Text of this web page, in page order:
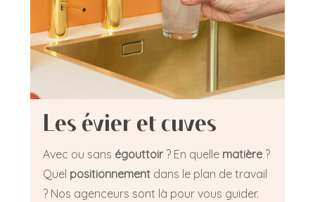
Les évier et cuves
Avec ou sans égouttoir? En quelle matière?
Quel positionnementdans le plan de travail
? Nos agenceurs sont là pour vous guider.